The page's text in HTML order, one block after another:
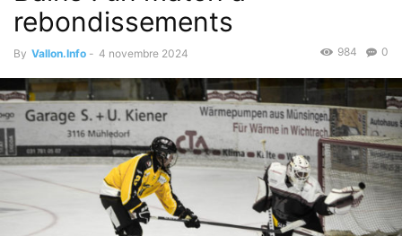
rebondissements
By Vallon.Info - 4 novembre 2024 0
984